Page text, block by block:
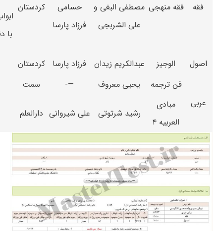
فقه فقه منهجی مصطفی البغی و
علی الشربجی
حسامی
فرزاد پارسا
کردستان
با
اصول الوجیز عبدالکریم زیدان فرزاد پارسا کردستان
عربی
فن ترجمه یحیی معروف —-
سمت
مبادی
العربیه ۴
رشید شرتوتی علی شیروانی دارالعلم